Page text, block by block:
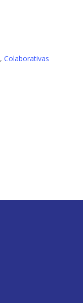
, Colaborativas